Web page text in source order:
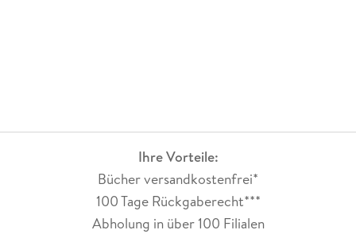
Ihre Vorteile:
Bücher versandkostenfrei*
100 Tage Rückgaberecht***
Abholung in über 100 Filialen